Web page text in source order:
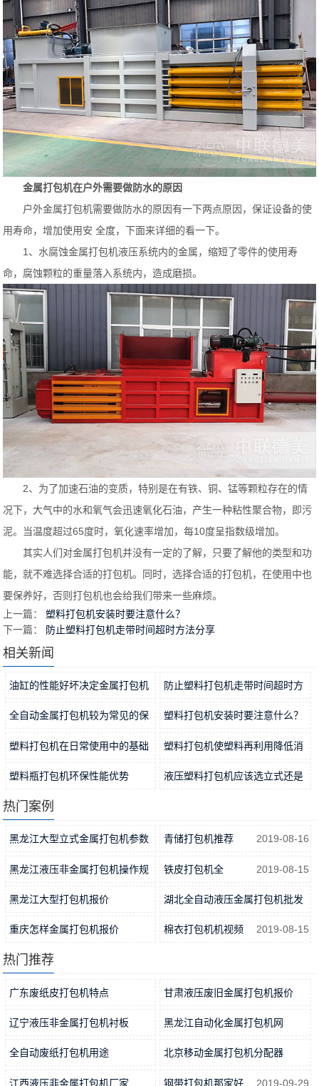
金属打包机在户外需要做防水的原因
户外金属打包机需要做防水的原因有一下两点原因，保证设备的使
用寿命，增加使用安 全度，下面来详细的看一下。
1、水腐蚀金属打包机液压系统内的金属，缩短了零件的使用寿
命，腐蚀颗粒的重量落入系统内，造成磨损。
2、为了加速石油的变质，特别是在有铁、铜、锰等颗粒存在的情
况下，大气中的水和氧气会迅速氧化石油，产生一种粘性聚合物，即污
泥。当温度超过65度时，氧化速率增加，每10度呈指数级增加。
其实人们对金属打包机并没有一定的了解，只要了解他的类型和功
能，就不难选择合适的打包机。同时，选择合适的打包机，在使用中也
要保养好，否则打包机也会给我们带来一些麻烦。
上一篇：塑料打包机安装时要注意什么？
下一篇： 防止塑料打包机走带时间超时方法分享
相关新闻
油缸的性能好坏决定金属打包机
稳定… 2021-11-15
防止塑料打包机走带时间超时方
法分… 2021-11-12
全自动金属打包机较为常见的保
养方… 2021-11-09
塑料打包机安装时要注意什么？
2021-11-06
塑料打包机在日常使用中的基础
工作… 2021-11-04
塑料打包机使塑料再利用降低消
耗 2021-11-01
塑料瓶打包机环保性能优势 液压塑料打包机应该选立式还是
热门案例
黑龙江大型立式金属打包机参数
2019-05-19
青储打包机推荐 2019-08-16
黑龙江液压非金属打包机操作规
程 2019-05-19
铁皮打包机全 2019-08-15
黑龙江大型打包机报价
2019-04-09
湖北全自动液压金属打包机批发
2019-05-06
重庆怎样金属打包机报价 棉衣打包机机视频 2019-08-15
热门推荐
广东废纸皮打包机特点
2019-04-20
甘肃液压废旧金属打包机报价
2019-06-11
辽宁液压非金属打包机衬板
2019-04-30
黑龙江自动化金属打包机网
2019-06-21
全自动废纸打包机用途
2019-09-02
北京移动金属打包机分配器
2019-04-29
江西液压非金属打包机厂家 钢带打包机那家好 2019-09-29